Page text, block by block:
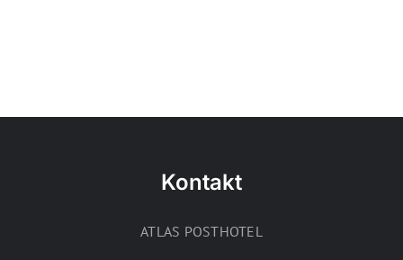
Kontakt
ATLAS POSTHOTEL